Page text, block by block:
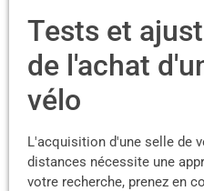
Tests et
de l'achat
vélo
L'acquisition d'une selle de
distances nécessite une
votre recherche, prenez en